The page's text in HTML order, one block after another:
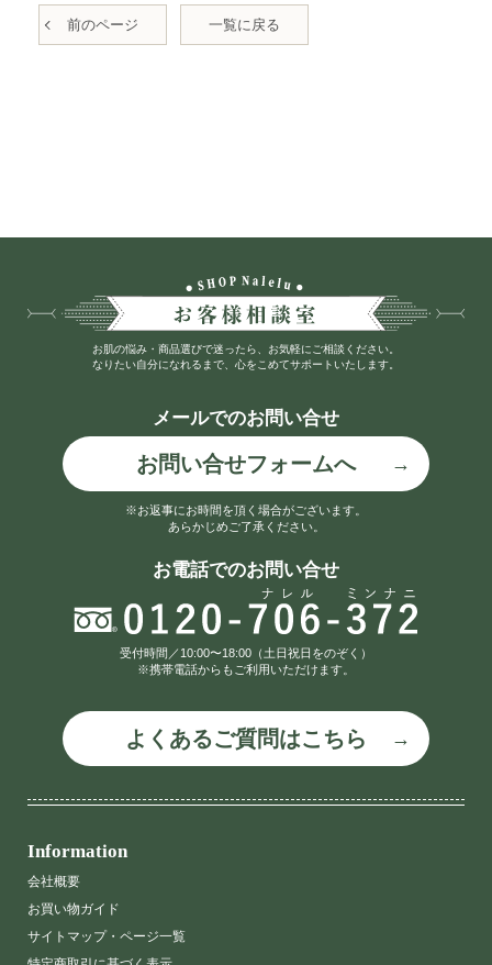
前のページ 一覧に戻る
お肌の悩み・商品選びで迷ったら、お気軽にご相談ください。
なりたい自分になれるまで、心をこめてサポートいたします。
メールでのお問い合せ
お問い合せフォームへ
※お返事にお時間を頂く場合がございます。
あらかじめご了承ください。
お電話でのお問い合せ
受付時間／10:00〜18:00（土日祝日をのぞく）
※携帯電話からもご利用いただけます。
よくあるご質問はこちら
Information
会社概要
お買い物ガイド
サイトマップ・ページ一覧